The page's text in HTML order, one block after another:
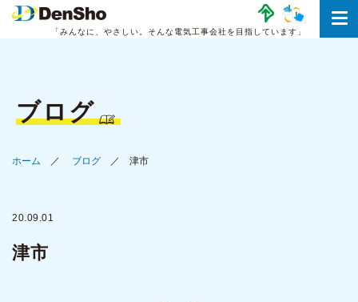
「みんなに、やさしい。 そんな電気工事会社を目指しています」
ブログ
ホーム ブログ 津市
20.09.01
津市